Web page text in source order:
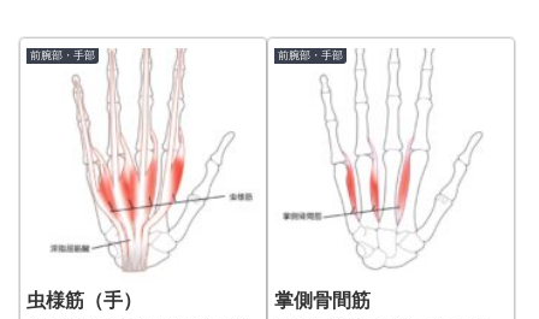
前腕部・手部
虫様筋（手）
前腕部・手部
掌側骨間筋